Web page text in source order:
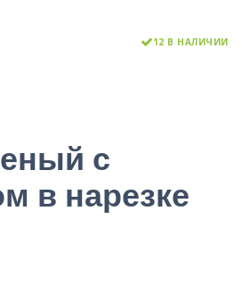
12 В НАЛИЧИИ
с
в нарезке